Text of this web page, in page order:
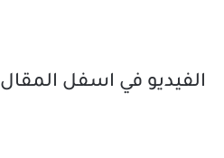
الفيديو في اسفل المقال